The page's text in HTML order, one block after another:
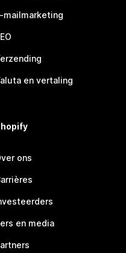
mailmarketing
en vertaling
ons
en media